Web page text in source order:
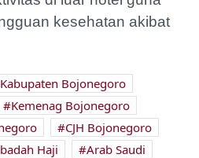
kesehatan akibat
Kabupaten Bojonegoro
Kemenag Bojonegoro
CJH Bojonegoro
Haji
Arab Saudi